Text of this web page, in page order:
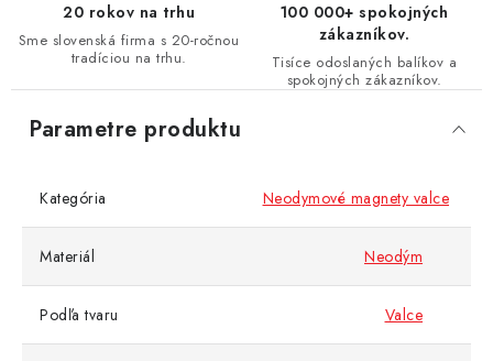
20 rokov na trhu
Sme slovenská firma s 20-ročnou
tradíciou na trhu.
100 000+ spokojných
zákazníkov.
Tisíce odoslaných balíkov a
spokojných zákazníkov.
Parametre produktu
Kategória Neodymové magnety valce
Materiál Neodým
Podľa tvaru Valce